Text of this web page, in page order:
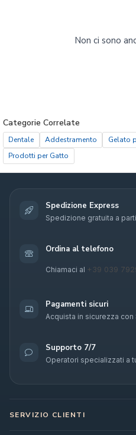
Non ci sono
Categorie Correlate
Dentale Addestramento Gelato
Prodotti per Gatto
Spedizione Express
Spedizione gratuita a
Ordina al telefono
Chiamaci al +39 039
Pagamenti sicuri
Acquista in sicurezza con
Supporto 7/7
Operatori specializzati a
SERVIZIO CLIENTI